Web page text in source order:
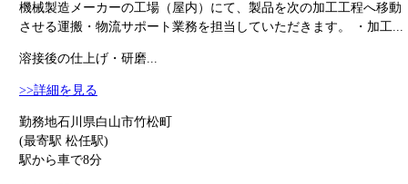
機械製造メーカーの工場（屋内）にて、製品を次の加工工程へ移動
させる運搬・物流サポート業務を担当していただきます。 ・加工...
溶接後の仕上げ・研磨...
>>詳細を見る
勤務地石川県白山市竹松町
(最寄駅 松任駅)
駅から車で8分